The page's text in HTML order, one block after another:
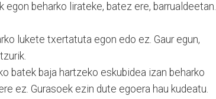
beharko lirateke, batez ere, barrualdeetan.
lukete txertatuta egon edo ez. Gaur egun,
batek baja hartzeko eskubidea izan beharko
ez. Gurasoek ezin dute egoera hau kudeatu.